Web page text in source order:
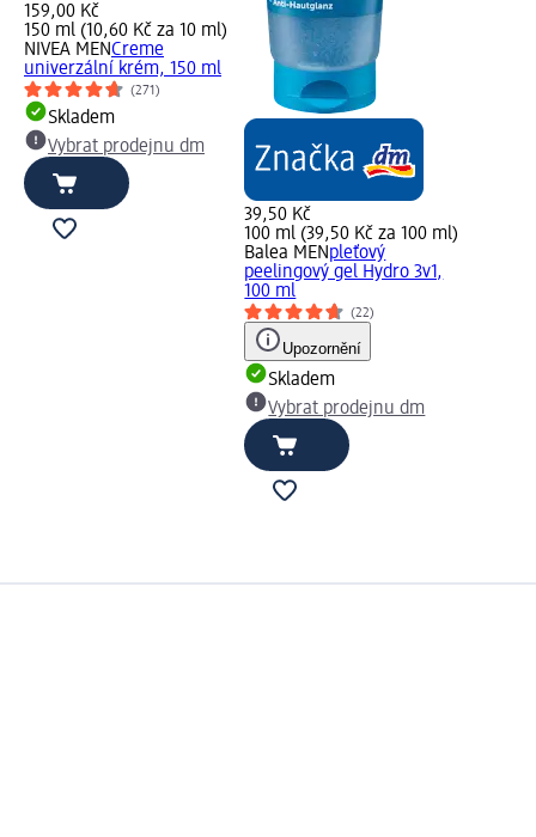
159,00 Kč
150 ml (10,60 Kč za 10 ml)
NIVEA MENCreme
univerzální krém, 150 ml
(271)
Skladem
Vybrat prodejnu dm
39,50 Kč
100 ml (39,50 Kč za 100 ml)
Balea MENpleťový
peelingový gel Hydro 3v1,
100 ml
(22)
Upozornění
Skladem
Vybrat prodejnu dm